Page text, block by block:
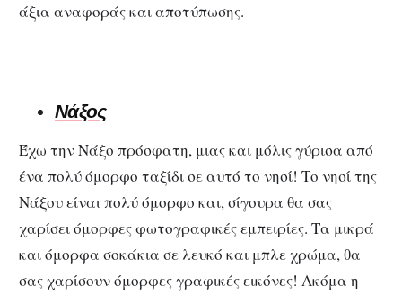
άξια αναφοράς και αποτύπωσης.
Νάξος
Έχω την Νάξο πρόσφατη, μιας και μόλις γύρισα από
ένα πολύ όμορφο ταξίδι σε αυτό το νησί! Το νησί της
Νάξου είναι πολύ όμορφο και, σίγουρα θα σας
χαρίσει όμορφες φωτογραφικές εμπειρίες. Τα μικρά
και όμορφα σοκάκια σε λευκό και μπλε χρώμα, θα
σας χαρίσουν όμορφες γραφικές εικόνες! Ακόμα η